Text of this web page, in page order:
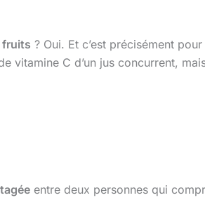
fruits ? Oui. Et c’est précisément
vitamine C d’un jus concurrent,
entre deux personnes qui